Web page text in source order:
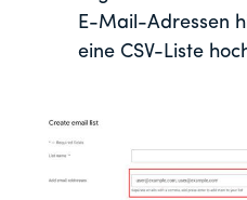
E-Mail-Adressen
eine CSV-Liste